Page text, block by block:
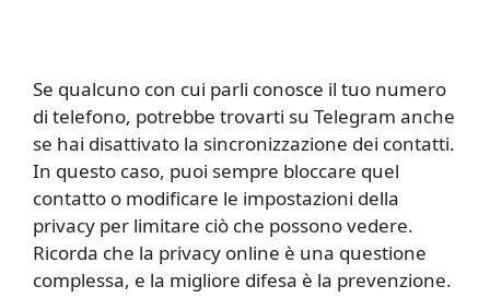
Se qualcuno con cui parli conosce il tuo numero
di telefono, potrebbe trovarti su Telegram anche
se hai disattivato la sincronizzazione dei contatti.
In questo caso, puoi sempre bloccare quel
contatto o modificare le impostazioni della
privacy per limitare ciò che possono vedere.
Ricorda che la privacy online è una questione
complessa, e la migliore difesa è la prevenzione.